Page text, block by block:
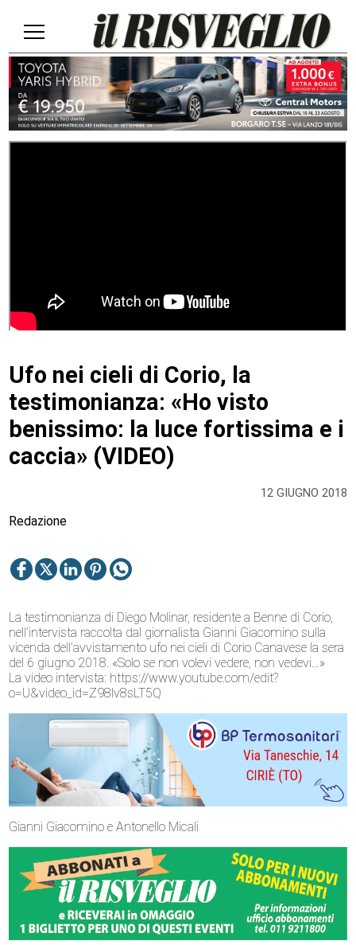
12 GIUGNO 2018
Ufo nei cieli di Corio, la
testimonianza: «Ho visto
benissimo: la luce fortissima e i
caccia» (VIDEO)
Redazione
La testimonianza di Diego Molinar, residente a Benne di Corio,
nell’intervista raccolta dal giornalista Gianni Giacomino sulla
vicenda dell’avvistamento ufo nei cieli di Corio Canavese la sera
del 6 giugno 2018. «Solo se non volevi vedere, non vedevi…»
La video intervista: https://www.youtube.com/edit?
o=U&video_id=Z98lv8sLT5Q
Gianni Giacomino e Antonello Micali